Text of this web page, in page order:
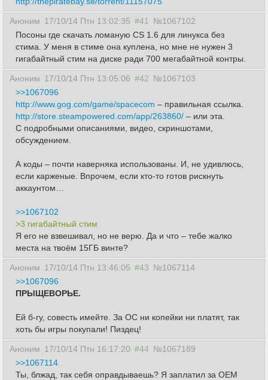
Аноним 17/10/14 Птн 13:02:35 #41
№1067102
Посоны где скачать ломаную CS 1.6 для линукса без
стима. У меня в стиме она куплена, но мне не нужен 3
гигабайтный стим на диске ради 700 мегабайтной контры.
Аноним 17/10/14 Птн 13:05:06 #42 №1067103
>>1067096
http://www.gog.com/game/spacecom – правильная ссылка.
http://store.steampowered.com/app/263860/ – или эта.
С подробными описаниями, видео, скриншотами,
обсуждением.
А коды – почти наверняка использованы. И, не удивлюсь,
если карженые. Впрочем, если кто-то готов рискнуть
аккаунтом…
>>1067102
>3 гигабайтный стим
Я его не взвешивал, но не верю. Да и что – тебе жалко
места на твоём 15ГБ винте?
Аноним 17/10/14 Птн 13:46:05 #43 №1067114
>>1067096
ПРЫЩЕВОРЬЕ.
Ей б-гу, совесть имейте. За ОС ни копейки ни платят, так
хоть бы игры покупали! Пиздец!
Аноним 17/10/14 Птн 16:17:20 #44 №1067189
>>1067114
Ты, блжад, так себя оправдываешь? Я заплатил за OEM